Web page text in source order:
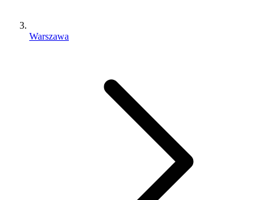
Warszawa